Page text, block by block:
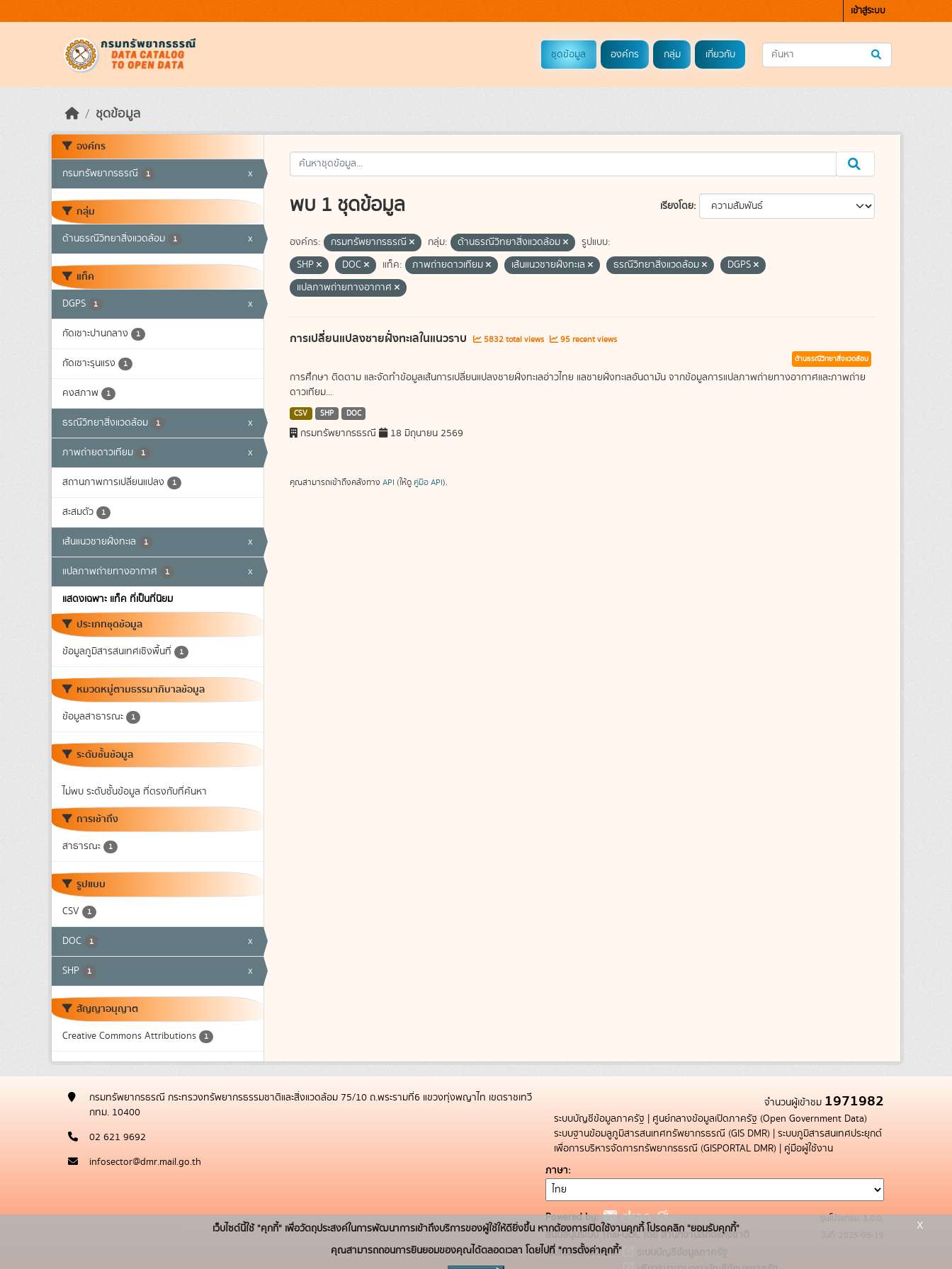
เข้าสู่ระบบ
ชุดข้อมูล องค์กร กลุ่ม เกี่ยวกับ
ชุดข้อมูล
องค์กร
กรมทรัพยากรธรณี 1 x
กลุ่ม
ด้านธรณีวิทยาสิ่งแวดล้อม 1 x
แท็ค
DGPS 1 x
กัดเซาะปานกลาง 1
กัดเซาะรุนแรง 1
คงสภาพ 1
ธรณีวิทยาสิ่งแวดล้อม 1 x
ภาพถ่ายดาวเทียม 1 x
สถานภาพการเปลี่ยนแปลง 1
สะสมตัว 1
เส้นแนวชายฝั่งทะเล 1 x
แปลภาพถ่ายทางอากาศ 1
x
แสดงเฉพาะ แท็ค ที่เป็นที่นิยม
ประเภทชุดข้อมูล
ข้อมูลภูมิสารสนเทศเชิงพื้นที่ 1
หมวดหมู่ตามธรรมาภิบาลข้อมูล
ข้อมูลสาธารณะ 1
ระดับชั้นข้อมูล
ไม่พบ ระดับชั้นข้อมูล ที่ตรงกับที่ค้นหา
การเข้าถึง
สาธารณะ 1
รูปแบบ
CSV 1
DOC 1 x
SHP 1 x
สัญญาอนุญาต
Creative Commons Attributions 1
เรียงโดย
พบ 1 ชุดข้อมูล
องค์กร: กรมทรัพยากรธรณี กลุ่ม: ด้านธรณีวิทยาสิ่งแวดล้อม
รูปแบบ:
SHP
DOC แท็ค: ภาพถ่ายดาวเทียม เส้นแนวชายฝั่งทะเล ธรณีวิทยาสิ่งแวดล้อม
DGPS
แปลภาพถ่ายทางอากาศ
การเปลี่ยนแปลงชายฝั่งทะเลในแนวราบ 5832 total views 95 recent views
ด้านธรณีวิทยาสิ่งแวดล้อม
การศึกษา ติดตาม และจัดทำข้อมูลเส้นการเปลี่ยนแปลงชายฝั่งทะเลอ่าวไทย แลชายฝั่งทะเลอันดามัน จากข้อมูลการแปลภาพถ่ายทางอากาศและภาพถ่าย
ดาวเทียม...
CSV SHP DOC
กรมทรัพยากรธรณี 18 มิถุนายน 2569
คุณสามารถเข้าถึงคลังทาง API (ให้ดู คู่มือ API).
กรมทรัพยากรธรณี กระทรวงทรัพยากรธรรมชาติและสิ่งแวดล้อม 75/10 ถ.พระรามที่6 แขวงทุ่งพญาไท เขตราชเทวี
กทม. 10400
02 621 9692
infosector@dmr.mail.go.th
จำนวนผู้เข้าชม 1971982
ระบบบัญชีข้อมูลภาครัฐ | ศูนย์กลางข้อมูลเปิดภาครัฐ (Open Government Data)
ระบบฐานข้อมลูภูมิสารสนเทศทรัพยากรธรณี (GIS DMR) | ระบบภูมิสารสนเทศประยุกต์
เพื่อการบริหารจัดการทรัพยากรธรณี (GISPORTAL DMR) | คู่มือผู้ใช้งาน
ภาษา
Powered by:
สนับสนุนระบบ Thai-GDC โดย สำนักงานสถิติแห่งชาติ
เว็บไซต์ที่เกี่ยวข้อง:
ระบบบัญชีข้อมูลภาครัฐ
รุ่นโปรแกรม: 3.0.0
วันที่: 2025-05-19
เว็บไซต์นี้ใช้ "คุกกี้" เพื่อวัตถุประสงค์ในการพัฒนาการเข้าถึงบริการของผู้ใช้ให้ดียิ่งขึ้น หากต้องการเปิดใช้งานคุกกี้ โปรดคลิก "ยอมรับคุกกี้"
คุณสามารถถอนการยินยอมของคุณได้ตลอดเวลา โดยไปที่ "การตั้งค่าคุกกี้"
x